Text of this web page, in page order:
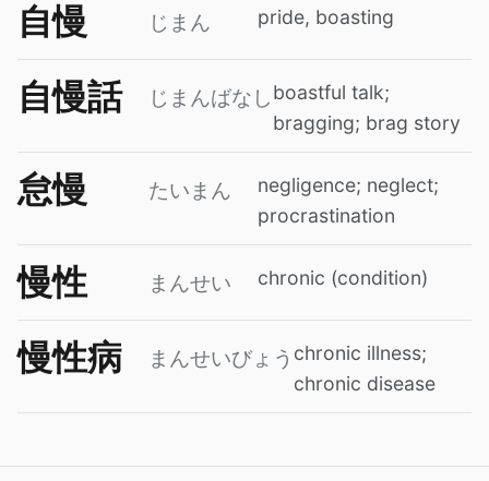
自慢 じまん pride, boasting
自慢話 じまんばなしboastful talk;
bragging; brag story
怠慢 たいまん
negligence; neglect;
procrastination
慢性 まんせい chronic (condition)
慢性病 まんせいびょう chronic illness;
chronic disease